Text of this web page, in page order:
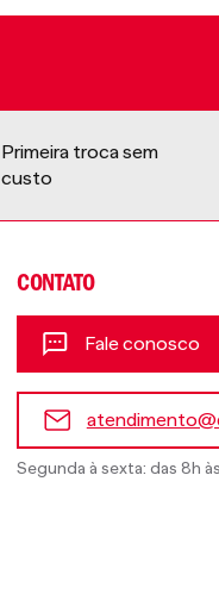
Primeira troca sem
custo
CONTATO
Fale conosco
Segunda à sexta: das 8h